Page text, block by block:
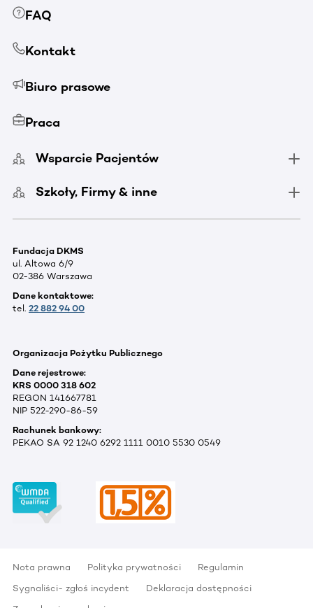
FAQ
Kontakt
Biuro prasowe
Praca
Wsparcie Pacjentów
Szkoły, Firmy & inne
Fundacja DKMS
ul. Altowa 6/9
02-386 Warszawa
Dane kontaktowe:
tel. 22 882 94 00
Organizacja Pożytku Publicznego
Dane rejestrowe:
KRS 0000 318 602
REGON 141667781
NIP 522-290-86-59
Rachunek bankowy:
PEKAO SA 92 1240 6292 1111 0010 5530 0549
Nota prawna Polityka prywatności
Regulamin
Sygnaliści- zgłoś incydent
Deklaracja dostępności